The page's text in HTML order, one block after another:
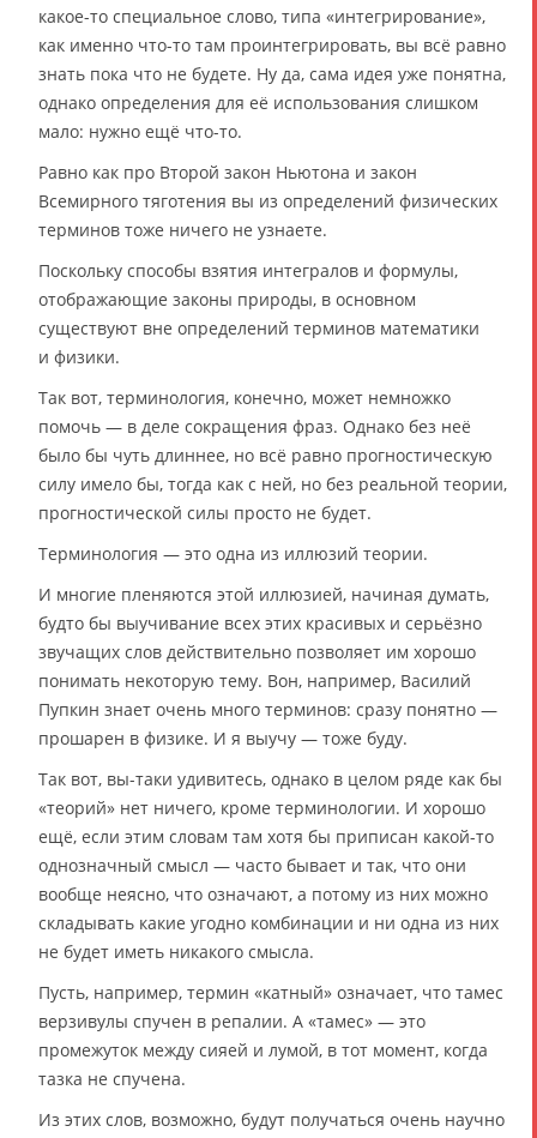
какое-то специальное слово, типа «интегрирование»,
как именно что-то там проинтегрировать, вы всё равно
знать пока что не будете. Ну да, сама идея уже понятна,
однако определения для её использования слишком
мало: нужно ещё что-то.
Равно как про Второй закон Ньютона и закон
Всемирного тяготения вы из определений физических
терминов тоже ничего не узнаете.
Поскольку способы взятия интегралов и формулы,
отображающие законы природы, в основном
существуют вне определений терминов математики
и физики.
Так вот, терминология, конечно, может немножко
помочь — в деле сокращения фраз. Однако без неё
было бы чуть длиннее, но всё равно прогностическую
силу имело бы, тогда как с ней, но без реальной теории,
прогностической силы просто не будет.
Терминология — это одна из иллюзий теории.
И многие пленяются этой иллюзией, начиная думать,
будто бы выучивание всех этих красивых и серьёзно
звучащих слов действительно позволяет им хорошо
понимать некоторую тему. Вон, например, Василий
Пупкин знает очень много терминов: сразу понятно —
прошарен в физике. И я выучу — тоже буду.
Так вот, вы-таки удивитесь, однако в целом ряде как бы
«теорий» нет ничего, кроме терминологии. И хорошо
ещё, если этим словам там хотя бы приписан какой-то
однозначный смысл — часто бывает и так, что они
вообще неясно, что означают, а потому из них можно
складывать какие угодно комбинации и ни одна из них
не будет иметь никакого смысла.
Пусть, например, термин «катный» означает, что тамес
верзивулы спучен в репалии. А «тамес» — это
промежуток между сияей и лумой, в тот момент, когда
тазка не спучена.
Из этих слов, возможно, будут получаться очень научно